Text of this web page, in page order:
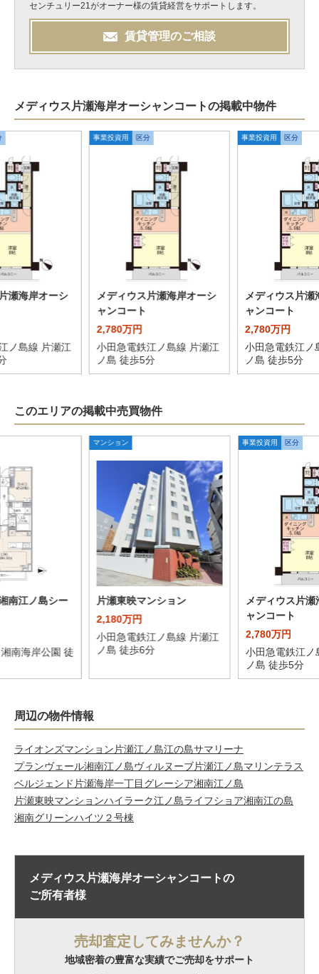
センチュリー21がオーナー様の賃貸経営をサポートします。
賃貸管理のご相談
メディウス片瀬海岸オーシャンコートの掲載中物件
瀬海岸オーシ
ノ島線 片瀬江
事業投資用 区分
メディウス片瀬海岸オーシ
ャンコート
2,780万円
小田急電鉄江ノ島線 片瀬江
ノ島 徒歩5分
事業投資用 区分
メディウス片瀬
ャンコート
2,780万円
小田急電鉄江ノ
ノ島 徒歩5分
このエリアの掲載中売買物件
南江ノ島シー
南海岸公園 徒
マンション
片瀬東映マンション
2,180万円
小田急電鉄江ノ島線 片瀬江
ノ島 徒歩6分
事業投資用 区分
メディウス片瀬
ャンコート
2,780万円
小田急電鉄江ノ
ノ島 徒歩5分
周辺の物件情報
ライオンズマンション片瀬江ノ島江の島サマリーナ
プランヴェール湘南江ノ島ヴィルヌーブ片瀬江ノ島マリンテラス
ベルジェンド片瀬海岸一丁目 グレーシア湘南江ノ島
片瀬東映マンションハイラーク江ノ島ライフショア湘南江の島
湘南グリーンハイツ２号棟
メディウス片瀬海岸オーシャンコートの
ご所有者様
売却査定してみませんか？
地域密着の豊富な実績でご売却をサポート